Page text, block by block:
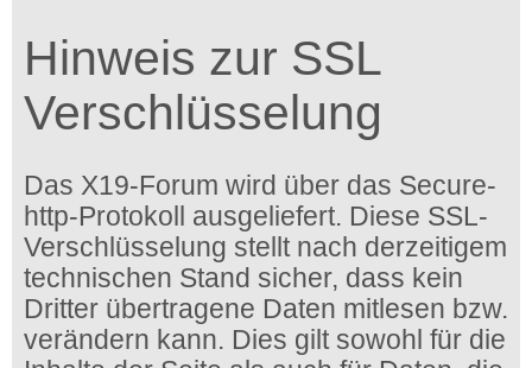
Hinweis zur SSL
Verschlüsselung
Das X19-Forum wird über das Secure-
http-Protokoll ausgeliefert. Diese SSL-
Verschlüsselung stellt nach derzeitigem
technischen Stand sicher, dass kein
Dritter übertragene Daten mitlesen bzw.
verändern kann. Dies gilt sowohl für die